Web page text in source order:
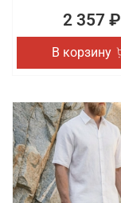
2 357 ₽
В корзину